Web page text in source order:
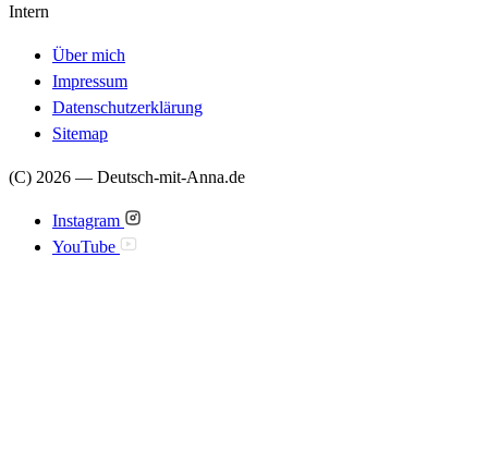
Intern
Über mich
Impressum
Datenschutzerklärung
Sitemap
(C) 2026 — Deutsch-mit-Anna.de
Instagram
YouTube